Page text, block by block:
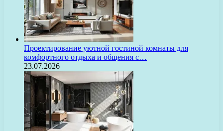
Проектирование уютной гостиной комнаты для
комфортного отдыха и общения с…
23.07.2026